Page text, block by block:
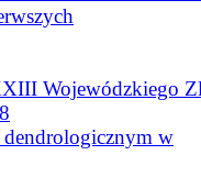
Wojewódzkiego
dendrologicznym w